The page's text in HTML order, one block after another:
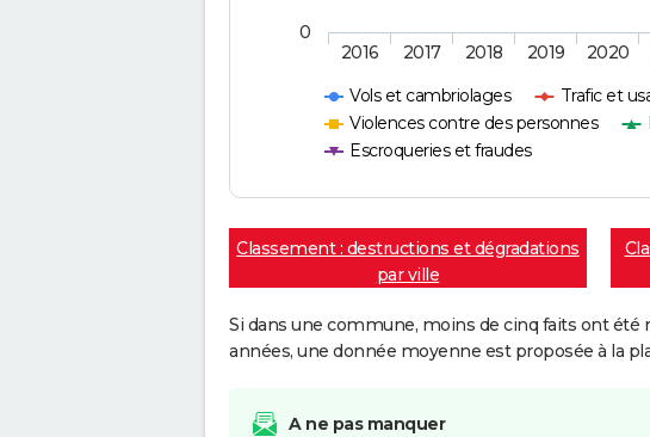
Vols et cambriolages
Trafic et
Violences contre des personnes
Escroqueries et fraudes
2016 2017 2018 2019 2020
0
Classement : destructions et dégradations
par ville
Si dans une commune, moins de cinq faits ont été
années, une donnée moyenne est proposée à la
A ne pas manquer